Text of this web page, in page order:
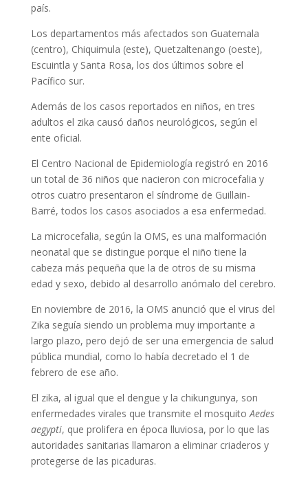
país.
Los departamentos más afectados son Guatemala
(centro), Chiquimula (este), Quetzaltenango (oeste),
Escuintla y Santa Rosa, los dos últimos sobre el
Pacífico sur.
Además de los casos reportados en niños, en tres
adultos el zika causó daños neurológicos, según el
ente oficial.
El Centro Nacional de Epidemiología registró en 2016
un total de 36 niños que nacieron con microcefalia y
otros cuatro presentaron el síndrome de Guillain-
Barré, todos los casos asociados a esa enfermedad.
La microcefalia, según la OMS, es una malformación
neonatal que se distingue porque el niño tiene la
cabeza más pequeña que la de otros de su misma
edad y sexo, debido al desarrollo anómalo del cerebro.
En noviembre de 2016, la OMS anunció que el virus del
Zika seguía siendo un problema muy importante a
largo plazo, pero dejó de ser una emergencia de salud
pública mundial, como lo había decretado el 1 de
febrero de ese año.
El zika, al igual que el dengue y la chikungunya, son
enfermedades virales que transmite el mosquito Aedes
aegypti, que prolifera en época lluviosa, por lo que las
autoridades sanitarias llamaron a eliminar criaderos y
protegerse de las picaduras.